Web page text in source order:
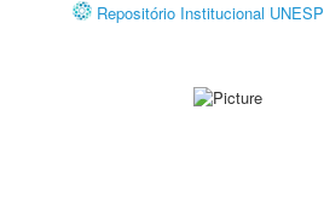
Repositório Institucional UNESP